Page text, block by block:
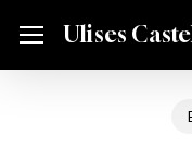
MenuUlises